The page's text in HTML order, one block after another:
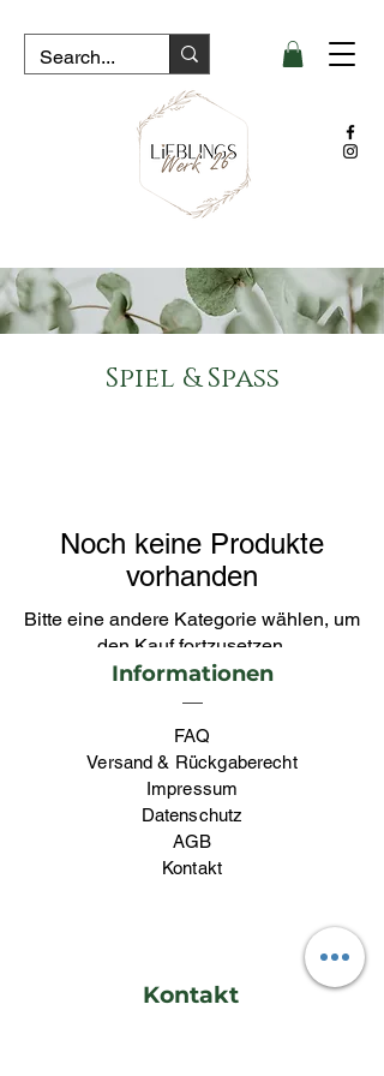
Spiel & Spass
Noch keine Produkte
vorhanden
Bitte eine andere Kategorie wählen, um
den Kauf fortzusetzen.
Informationen
FAQ
Versand & Rückgaberecht
Impressum
Datenschutz
AGB
Kontakt
Kontakt